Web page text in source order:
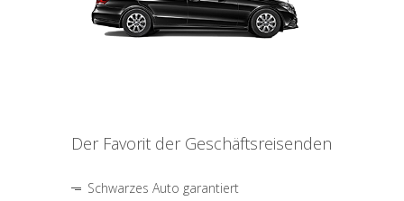
Der Favorit der Geschäftsreisenden
Schwarzes Auto garantiert